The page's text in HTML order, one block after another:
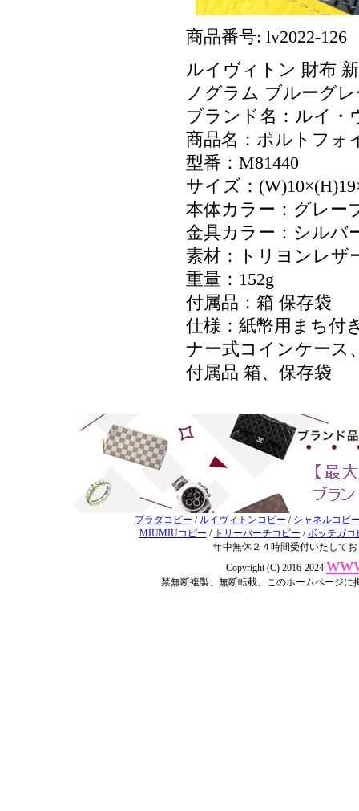
商品番号: lv2022-126
ルイヴィトン 財布
ノグラム ブルーグ
ブランド名：ルイ・
商品名：ポルトフォ
型番：M81440
サイズ：
本体カラー：グレー
金具カラー：シルバ
素材：トリヨンレザ
重量：152g
付属品：箱 保存袋
仕様：紙幣用まち付
ナー式コインケース
付属品 箱、保存袋
プラダコピー / ルイヴィトンコピー / シャネルコピ
MIUMIUコピー / トリーバーチコピー /ボッテガコ
年中無休２４時間受付いたして
Copyright (C) 2016-2024
禁無断複製、無断転載、このホームページ